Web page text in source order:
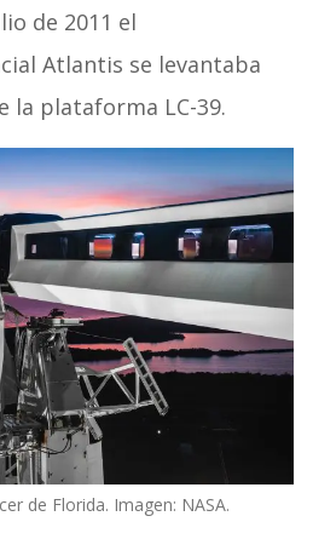
de 2011 el
Atlantis se levantaba
la plataforma LC-39.
de Florida. Imagen: NASA.